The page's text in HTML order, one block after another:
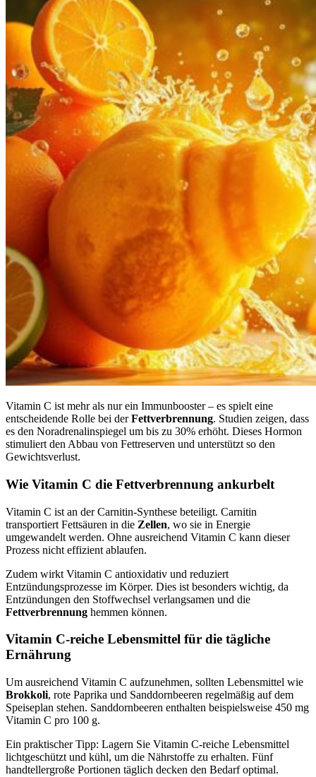
Vitamin C ist mehr als nur ein Immunbooster – es spielt eine
entscheidende Rolle bei derFettverbrennung. Studien zeigen, dass
es den Noradrenalinspiegel um bis zu 30% erhöht. Dieses Hormon
stimuliert den Abbau von Fettreserven und unterstützt so den
Gewichtsverlust.
Wie Vitamin C die Fettverbrennung ankurbelt
Vitamin C ist an der Carnitin-Synthese beteiligt. Carnitin
transportiert Fettsäuren in die Zellen, wo sie in Energie
umgewandelt werden. Ohne ausreichend Vitamin C kann dieser
Prozess nicht effizient ablaufen.
Zudem wirkt Vitamin C antioxidativ und reduziert
Entzündungsprozesse im Körper. Dies ist besonders wichtig, da
Entzündungen den Stoffwechsel verlangsamen und die
Fettverbrennung hemmen können.
Vitamin C-reiche Lebensmittel für die tägliche
Ernährung
Um ausreichend Vitamin C aufzunehmen, sollten Lebensmittel wie
Brokkoli, rote Paprika und Sanddornbeeren regelmäßig auf dem
Speiseplan stehen. Sanddornbeeren enthalten beispielsweise 450 mg
Vitamin C pro 100 g.
Ein praktischer Tipp: Lagern Sie Vitamin C-reiche Lebensmittel
lichtgeschützt und kühl, um die Nährstoffe zu erhalten. Fünf
handtellergroße Portionen täglich decken den Bedarf optimal.